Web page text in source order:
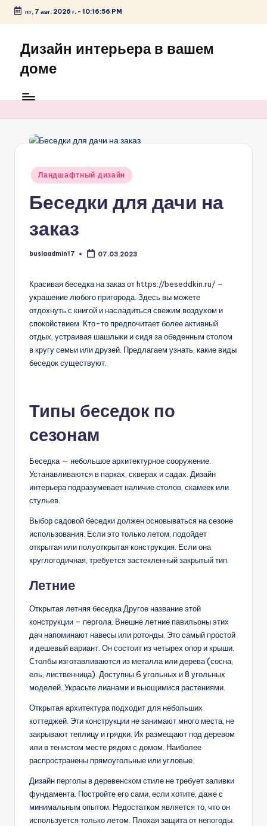
Перейти
содержимому
пт, 7 авг. 2026 г.- 10:16:57 PM
Дизайн интерьера в вашем
доме
Опубликовано
Ландшафтный дизайн
Беседки для дачи на
заказ
Запись
buslaadmin17 07.03.2023
Красивая беседка на заказ отhttps://beseddkin.ru/ –
украшение любого пригорода. Здесь вы можете
отдохнуть с книгой и насладиться свежим воздухом и
спокойствием. Кто-то предпочитает более активный
отдых, устраивая шашлыки и сидя за обеденным столом
в кругу семьи или друзей. Предлагаем узнать, какие виды
беседок существуют.
Типы беседок по
сезонам
Беседка — небольшое архитектурное сооружение.
Устанавливаются в парках, скверах и садах. Дизайн
интерьера подразумевает наличие столов, скамеек или
стульев.
Выбор садовой беседки должен основываться на сезоне
использования. Если это только летом, подойдет
открытая или полуоткрытая конструкция. Если она
круглогодичная, требуется застекленный закрытый тип.
Летние
Открытая летняя беседка Другое название этой
конструкции – пергола. Внешне летние павильоны этих
дач напоминают навесы или ротонды. Это самый простой
и дешевый вариант. Он состоит из четырех опор и крыши.
Столбы изготавливаются из металла или дерева (сосна,
ель, лиственница). Доступны 6 угольных и 8 угольных
моделей. Украсьте лианами и вьющимися растениями.
Открытая архитектура подходит для небольших
коттеджей. Эти конструкции не занимают много места, не
закрывают теплицу и грядки. Их размещают под деревом
или в тенистом месте рядом с домом. Наиболее
распространены прямоугольные или угловые.
Дизайн перголы в деревенском стиле не требует заливки
фундамента. Постройте его сами, если хотите, даже с
минимальным опытом. Недостатком является то, что он
используется только летом. Плохая защита от непогоды.